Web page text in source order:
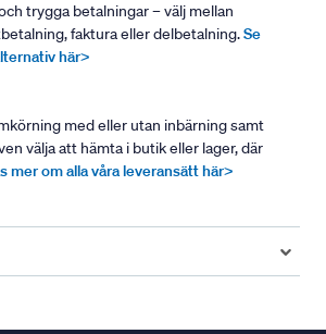
trygga betalningar – välj mellan
faktura eller delbetalning.Se
här>
med eller utan inbärning samt
välja att hämta i butik eller lager, där
mer om alla våra leveransätt här>